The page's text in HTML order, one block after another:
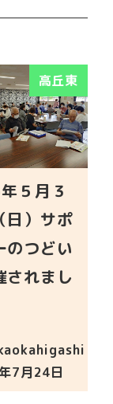
高丘東
５月３
日）サポ
のつどい
されまし
7月24日